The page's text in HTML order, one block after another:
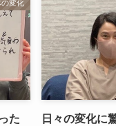
の変化
た
日々の変化に